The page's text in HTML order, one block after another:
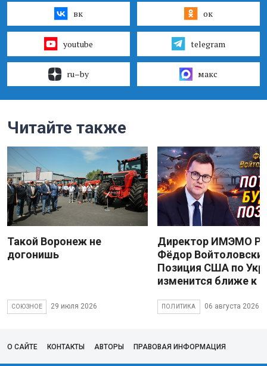
вк ок
youtube telegram
ru–by макс
Читайте также
Такой Воронеж не
догонишь
СОЮЗНОЕ 29 июля 2026
Директор ИМЭМО
Фёдор
Позиция США по
изменится ближе к
ПОЛИТИКА 06 августа 2026
О САЙТЕ КОНТАКТЫ АВТОРЫ ПРАВОВАЯ ИНФОРМАЦИЯ